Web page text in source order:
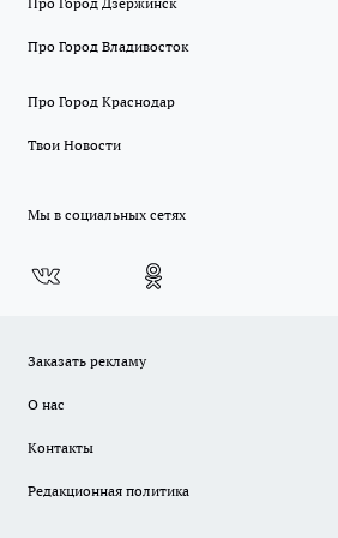
Про Город Владивосток
Про Город Краснодар
Твои Новости
Мы в социальных сетях
Заказать рекламу
О нас
Контакты
Редакционная политика